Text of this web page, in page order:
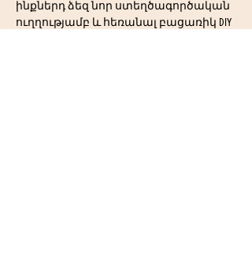
ինքներդ ձեզ նոր ստեղծագործական
ուղղությամբ և հեռանալ բացառիկ DIY